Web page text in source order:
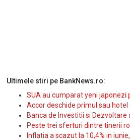
Ultimele stiri pe BankNews.ro:
SUA au cumparat yeni japonezi
Accor deschide primul sau
Banca de Investitii si
Peste trei sferturi dintre tinerii
Inflatia a scazut la 10,4% in